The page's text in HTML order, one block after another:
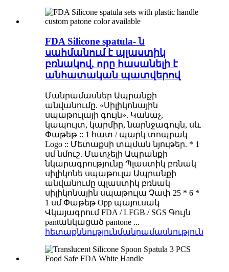
FDA Silicone spatula- ն
սահմանում է պլաստիկ
բռնակով, որը հասանելի է
անհատական ​​պատվերով
Մանրամասներ Ապրանքի
անվանումը. «Սիլիկոնային
սպաթուլայի գույն». Կանաչ,
կապույտ, կարմիր, նարնջագույն, սև
Փաթեթ :: 1 հատ / պարկ տոպրակ
Logo :: Մետաքսի տպման նյութեր. * 1
սմ նմուշ. Մատչելի Ապրանքի
նկարագրությունը Պլաստիկ բռնակ
սիլիկոնե սպաթուլա Ապրանքի
անվանումը պլաստիկ բռնակ
սիլիկոնային սպաթուլա Չափ 25 * 6 *
1 սմ Փաթեթ Opp պայուսակ
Վկայագրում FDA / LFGB / SGS Գույն
pantանկացած pantone ...
հետաքննությունմանրամասնություն